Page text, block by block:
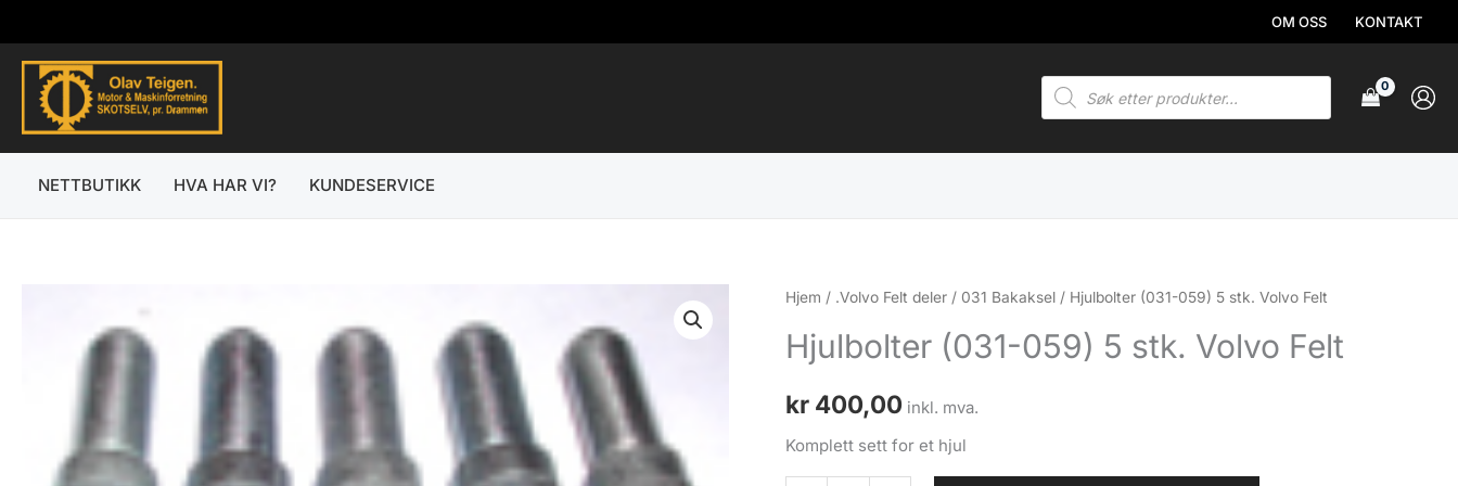
rett
innholdet
OM OSS KONTAKT
Products
search
NETTBUTIKK HVA HAR VI? KUNDESERVICE
Hjem / .Volvo Felt deler / 031 Bakaksel / Hjulbolter (031-059) 5 stk. Volvo Felt
Hjulbolter (031-059) 5 stk. Volvo Felt
kr 400,00 inkl. mva.
Komplett sett for et hjul